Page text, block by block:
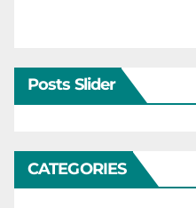
Posts Slider
CATEGORIES